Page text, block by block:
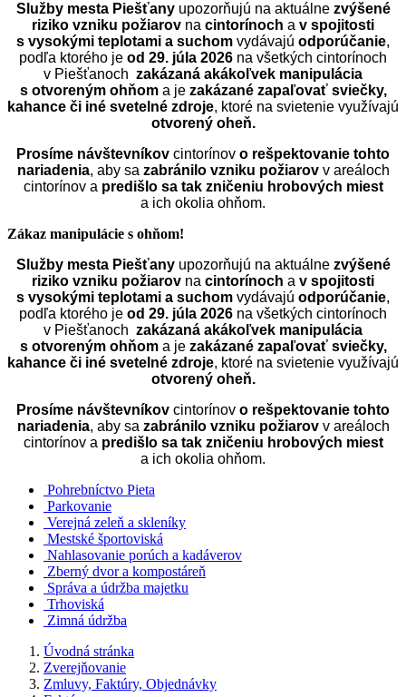
Služby mesta Piešťanyupozorňujú na aktuálne zvýšené
riziko vzniku požiarov na cintorínoch a v spojitosti
s vysokými teplotami a suchom vydávajú odporúčanie,
podľa ktorého je od 29. júla 2026 na všetkých cintorínoch
v Piešťanoch zakázaná akákoľvek manipulácia
s otvoreným ohňoma je zakázané zapaľovať sviečky,
kahance či iné svetelné zdroje, ktoré na svietenie využívajú
otvorený oheň.
Prosíme návštevníkov cintorínov o rešpektovanie tohto
nariadenia, aby sa zabránilo vzniku požiarovv areáloch
cintorínov a predišlo sa tak zničeniu hrobových miest
a ich okolia ohňom.
Zákaz manipulácie s ohňom!
Služby mesta Piešťanyupozorňujú na aktuálne zvýšené
riziko vzniku požiarov na cintorínoch a v spojitosti
s vysokými teplotami a suchom vydávajú odporúčanie,
podľa ktorého je od 29. júla 2026 na všetkých cintorínoch
v Piešťanoch zakázaná akákoľvek manipulácia
s otvoreným ohňoma je zakázané zapaľovať sviečky,
kahance či iné svetelné zdroje, ktoré na svietenie využívajú
otvorený oheň.
Prosíme návštevníkov cintorínov o rešpektovanie tohto
nariadenia, aby sa zabránilo vzniku požiarovv areáloch
cintorínov a predišlo sa tak zničeniu hrobových miest
a ich okolia ohňom.
Pohrebníctvo Pieta
Parkovanie
Verejná zeleň a skleníky
Mestské športoviská
Nahlasovanie porúch a kadáverov
Zberný dvor a kompostáreň
Správa a údržba majetku
Trhoviská
Zimná údržba
Úvodná stránka
Zverejňovanie
Zmluvy, Faktúry, Objednávky